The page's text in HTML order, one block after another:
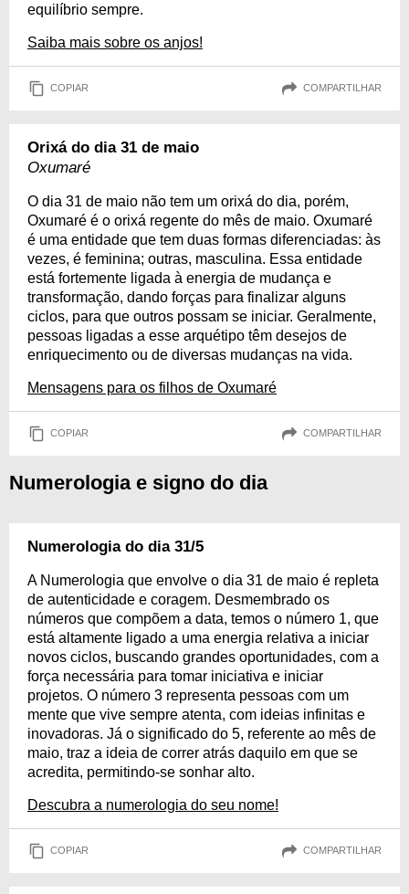
equilíbrio sempre.
Saiba mais sobre os anjos!
COPIAR COMPARTILHAR
Orixá do dia 31 de maio
Oxumaré
O dia 31 de maio não tem um orixá do dia, porém,
Oxumaré é o orixá regente do mês de maio. Oxumaré
é uma entidade que tem duas formas diferenciadas: às
vezes, é feminina; outras, masculina. Essa entidade
está fortemente ligada à energia de mudança e
transformação, dando forças para finalizar alguns
ciclos, para que outros possam se iniciar. Geralmente,
pessoas ligadas a esse arquétipo têm desejos de
enriquecimento ou de diversas mudanças na vida.
Mensagens para os filhos de Oxumaré
COPIAR COMPARTILHAR
Numerologia e signo do dia
Numerologia do dia 31/5
A Numerologia que envolve o dia 31 de maio é repleta
de autenticidade e coragem. Desmembrado os
números que compõem a data, temos o número 1, que
está altamente ligado a uma energia relativa a iniciar
novos ciclos, buscando grandes oportunidades, com a
força necessária para tomar iniciativa e iniciar
projetos. O número 3 representa pessoas com um
mente que vive sempre atenta, com ideias infinitas e
inovadoras. Já o significado do 5, referente ao mês de
maio, traz a ideia de correr atrás daquilo em que se
acredita, permitindo-se sonhar alto.
Descubra a numerologia do seu nome!
COPIAR COMPARTILHAR